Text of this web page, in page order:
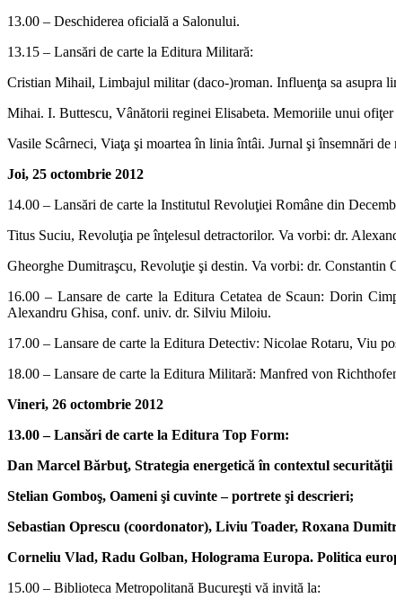
13.00 – Deschiderea oficială a Salonului.
13.15 – Lansări de carte la Editura Militară:
Cristian Mihail, Limbajul militar (daco-)roman. Influenţa sa asupra
Mihai. I. Buttescu, Vânătorii reginei Elisabeta. Memoriile unui
Vasile Scârneci, Viaţa şi moartea în linia întâi. Jurnal şi însemnări
Joi, 25 octombrie 2012
14.00 – Lansări de carte la Institutul Revoluţiei Române din
Titus Suciu, Revoluţia pe înţelesul detractorilor. Va vorbi: dr.
Gheorghe Dumitraşcu, Revoluţie şi destin. Va vorbi: dr. Constantin
16.00 – Lansare de carte la Editura Cetatea de Scaun: Dorin
Alexandru Ghisa, conf. univ. dr. Silviu Miloiu.
17.00 – Lansare de carte la Editura Detectiv: Nicolae Rotaru, Viu
18.00 – Lansare de carte la Editura Militară: Manfred von
Vineri, 26 octombrie 2012
13.00 – Lansări de carte la Editura Top Form:
Dan Marcel Bărbuţ, Strategia energetică în contextul securităţii
Stelian Gomboş, Oameni şi cuvinte – portrete şi descrieri;
Sebastian Oprescu (coordonator), Liviu Toader, Roxana
Corneliu Vlad, Radu Golban, Holograma Europa. Politica
15.00 – Biblioteca Metropolitană Bucureşti vă invită la: